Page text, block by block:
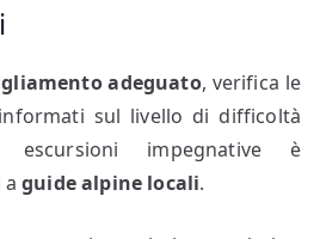
adeguato, verifica le
sul livello di difficoltà
impegnative è
aguide alpine locali.